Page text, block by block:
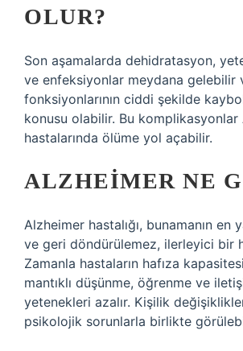
OLUR?
Son aşamalarda dehidratasyon,
ve enfeksiyonlar meydana gelebilir
fonksiyonlarının ciddi şekilde
konusu olabilir. Bu komplikasyonlar
hastalarında ölüme yol açabilir.
ALZHEIMER NE
Alzheimer hastalığı, bunamanın en
ve geri döndürülemez, ilerleyici bir
Zamanla hastaların hafıza
mantıklı düşünme, öğrenme ve
yetenekleri azalır. Kişilik
psikolojik sorunlarla birlikte